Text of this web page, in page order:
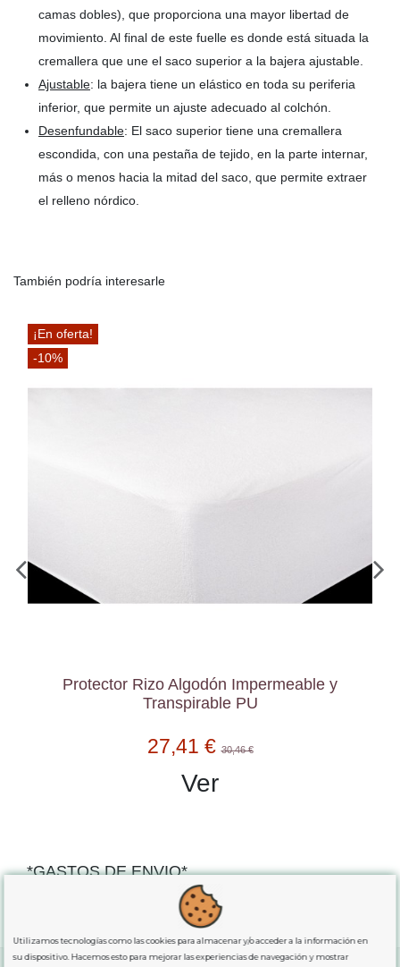
camas dobles), que proporciona una mayor libertad de
movimiento. Al final de este fuelle es donde está situada la
cremallera que une el saco superior a la bajera ajustable.
Ajustable: la bajera tiene un elástico en toda su periferia
inferior, que permite un ajuste adecuado al colchón.
Desenfundable: El saco superior tiene una cremallera
escondida, con una pestaña de tejido, en la parte internar,
más o menos hacia la mitad del saco, que permite extraer
el relleno nórdico.
También podría interesarle
¡En oferta!
-10%
Protector Rizo Algodón Impermeable y
Transpirable PU
27,41 €30,46 €
Ver
*GASTOS DE ENVIO*
para comprassuperiores a 80€
exclusiva para la peninsula.
Utilizamos tecnologías como las cookies para almacenar y/o acceder a la información en
su dispositivo. Hacemos esto para mejorar las experiencias de navegación y mostrar